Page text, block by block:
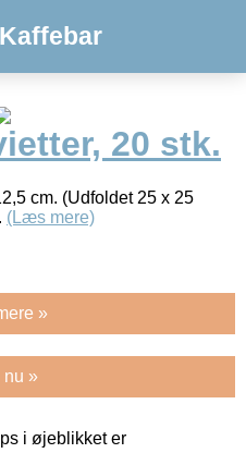
20 stk.
cm. (Udfoldet 25 x 25
(Læs mere)
»
nu »
i øjeblikket er